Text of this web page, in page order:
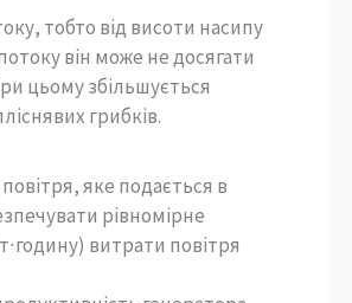
тобто від висоти насипу
він може не досягати
цьому збільшується
грибків.
яке подається в
рівномірне
витрати повітря